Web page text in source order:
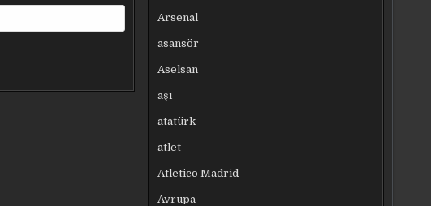
Arsenal
asansör
Aselsan
aşı
atatürk
atlet
Atletico Madrid
Avrupa